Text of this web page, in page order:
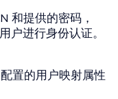
和提供的密码，
户进行身份认证。
置的用户映射属性